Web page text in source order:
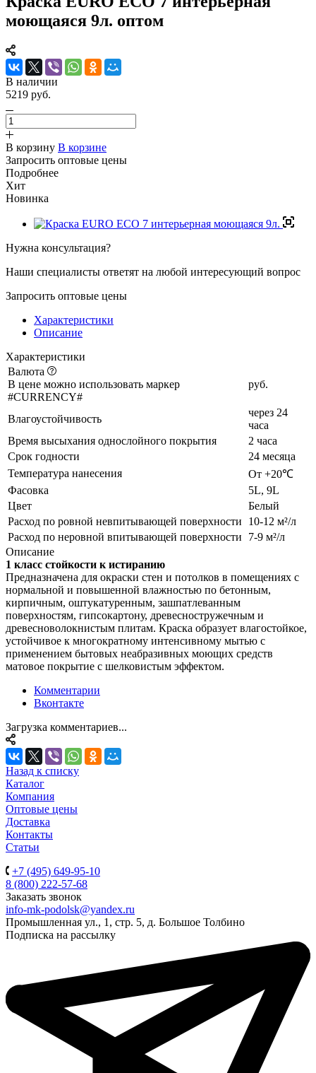
моющаяся 9л. оптом
В наличии
5219 руб.
В корзину В корзине
Запросить оптовые цены
Подробнее
Хит
Новинка
Нужна консультация?
Наши специалисты ответят на любой интересующий вопрос
Запросить оптовые цены
Характеристики
Описание
Характеристики
Валюта
В цене можно использовать маркер
#CURRENCY#
руб.
Влагоустойчивость
через 24
часа
Время высыхания однослойного покрытия
2 часа
Срок годности
24 месяца
Температура нанесения
От +20℃
Фасовка
5L, 9L
Цвет
Белый
Расход по ровной невпитывающей поверхности
10-12 м²/л
Расход по неровной впитывающей поверхности
7-9 м²/л
Описание
1 класс стойкости к истиранию
Предназначена для окраски стен и потолков в помещениях с
нормальной и повышенной влажностью по бетонным,
кирпичным, оштукатуренным, зашпатлеванным
поверхностям, гипсокартону, древесностружечным и
древесноволокнистым плитам. Краска образует влагостойкое,
устойчивое к многократному интенсивному мытью с
применением бытовых неабразивных моющих средств
матовое покрытие с шелковистым эффектом.
Комментарии
Вконтакте
Загрузка комментариев...
Назад к списку
Каталог
Компания
Оптовые цены
Доставка
Контакты
Статьи
+7 (495) 649-95-10
8 (800) 222-57-68
Заказать звонок
info-mk-podolsk@yandex.ru
Промышленная ул., 1, стр. 5, д. Большое Толбино
Подписка на рассылку